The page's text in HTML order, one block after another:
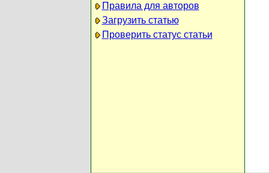
Правила для авторов
Загрузить статью
Проверить статус статьи